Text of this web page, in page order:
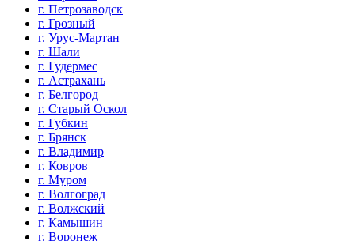
г. Петрозаводск
г. Грозный
г. Урус-Мартан
г. Шали
г. Гудермес
г. Астрахань
г. Белгород
г. Старый Оскол
г. Губкин
г. Брянск
г. Владимир
г. Ковров
г. Муром
г. Волгоград
г. Волжский
г. Камышин
г. Воронеж